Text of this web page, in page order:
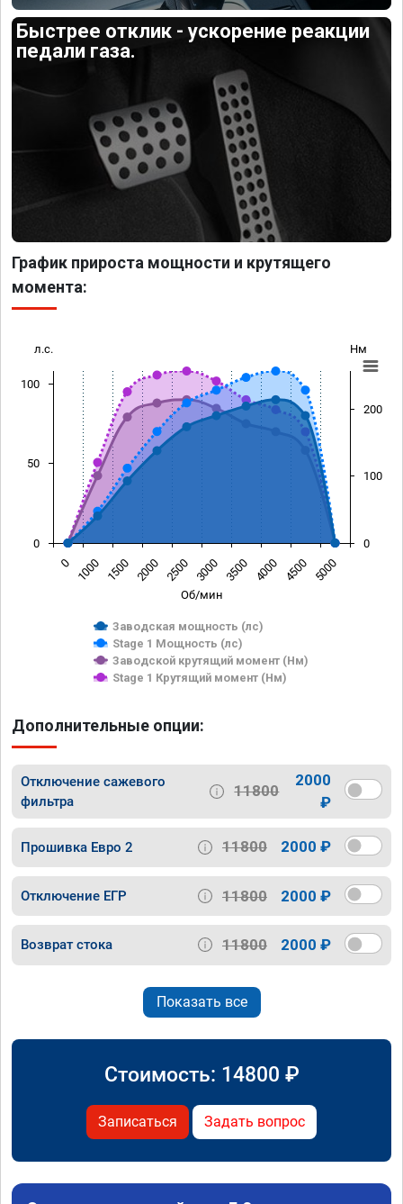
Быстрее отклик - ускорение реакции
педали газа.
График прироста мощности и крутящего
момента:
Об/мин
л.с. Нм
Заводская мощность (лс)
Stage 1 Мощность (лс)
Заводской крутящий момент (Нм)
Stage 1 Крутящий момент (Нм)
0 1000 1500 2000 2500 3000 3500 4000 4500 5000
0
50
100
0
100
200
Дополнительные опции:
Отключение сажевого
фильтра
11800
2000
₽
Прошивка Евро 2 11800 2000 ₽
Отключение ЕГР 11800 2000 ₽
Возврат стока 11800 2000 ₽
Показать все
Стоимость: 14800 ₽
Записаться Задать вопрос